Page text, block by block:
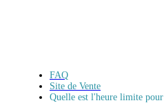
FAQ
Site de Vente
Quelle est l'heure limite